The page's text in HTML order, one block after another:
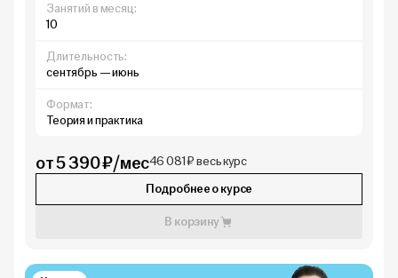
Занятий в месяц:
10
Длительность:
сентябрь — июнь
Формат:
Теория и практика
от 5 390 ₽/мес46 081 ₽ весь курс
Подробнее о курсе
В корзину